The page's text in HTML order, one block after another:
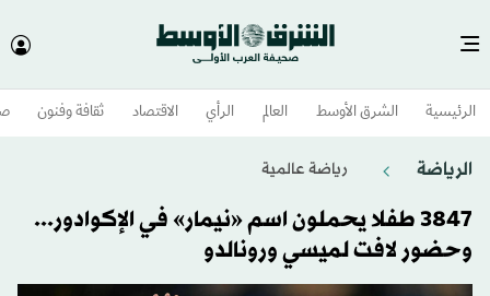
الرئيسية الشرق الأوسط​ العالم الرأي الاقتصاد ثقافة وفنون
الرياضة رياضة عالمية
3847 طفلا يحملون اسم «نيمار» في الإكوادور...
وحضور لافت لميسي ورونالدو